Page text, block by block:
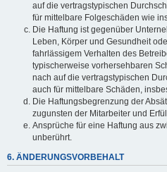
auf die vertragstypischen
für mittelbare Folgeschäden wie
Die Haftung ist gegenüber
Leben, Körper und Gesundheit
fahrlässigem Verhalten des
typischerweise vorhersehbaren
nach auf die vertragstypischen
auch für mittelbare Schäden,
Die Haftungsbegrenzung der
zugunsten der Mitarbeiter und
Ansprüche für eine Haftung aus
unberührt.
6. ÄNDERUNGSVORBEHALT